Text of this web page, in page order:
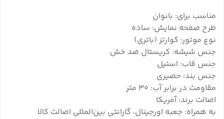
مناسب برای: بانوان
طرح صفحه نمایش: ساده
نوع موتور: کوارتز (باتری)
جنس شیشه: کریستال ضد خش
جنس قاب: استیل
جنس بند: حصیری
مقاومت در برابر آب: ۳۰ متر
اصالت برند: آمریکا
به همراه: جعبه اورجینال، گارانتی بین‌المللی اصالت کالا